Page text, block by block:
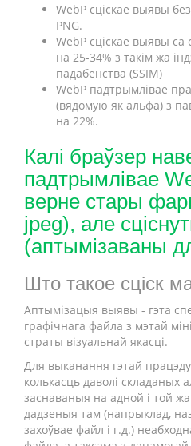
WebP сціскае выявы
PNG.
WebP сціскае выявы са
на 25-34% з такім жа
падабенства (SSIM)
WebP падтрымлівае
(вядомую як альфа) з
на 22%.
Калі браўзер
падтрымлівае
верне стары
jpeg), але
(аптымізаваны
Што такое сціск
Аптымізацыя выявы - гэта
графічнага файла з мэтай
страты візуальнай якасці.
Для выканання гэтай
колькасць даволі складаных
заснаваныя на адной і той
дадзеныя там (напрыклад,
захоўвае файл і г.д.)